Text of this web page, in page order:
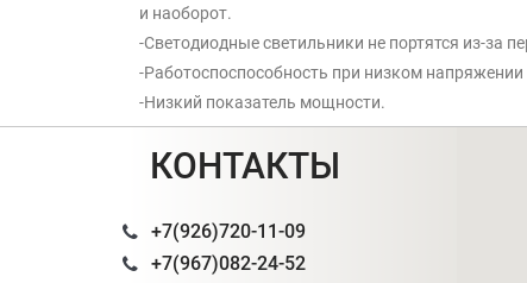
и наоборот.
-Светодиодные светильники не портятся из-за
-Работоспоспособность при низком напряжении
-Низкий показатель мощности.
КОНТАКТЫ
+7(926)720-11-09
+7(967)082-24-52